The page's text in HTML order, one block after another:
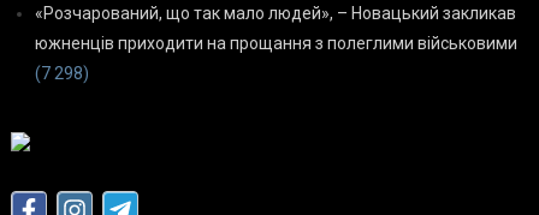
«Розчарований, що так мало людей», – Новацький закликав
южненців приходити на прощання з полеглими військовими
(7 298)